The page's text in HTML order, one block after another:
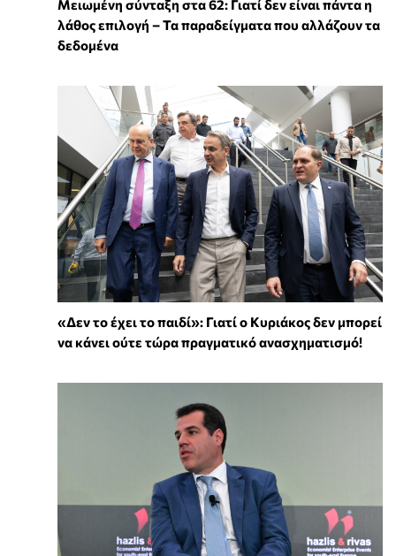
Μειωμένη σύνταξη στα 62: Γιατί δεν είναι πάντα η
λάθος επιλογή – Τα παραδείγματα που αλλάζουν τα
δεδομένα
«Δεν το έχει το παιδί»: Γιατί ο Κυριάκος δεν μπορεί
να κάνει ούτε τώρα πραγματικό ανασχηματισμό!